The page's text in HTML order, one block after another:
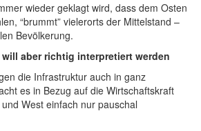
wieder geklagt wird, dass dem Osten
“brummt” vielerorts der Mittelstand –
Bevölkerung.
aber richtig interpretiert werden
die Infrastruktur auch in ganz
es in Bezug auf die Wirtschaftskraft
West einfach nur pauschal